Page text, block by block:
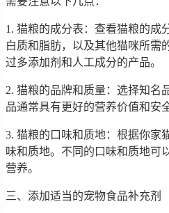
1. 猫粮的成分表：查看猫粮的成
白质和脂肪，以及其他猫咪所需
过多添加剂和人工成分的产品。
2. 猫粮的品牌和质量：选择知名
品通常具有更好的营养价值和安
3. 猫粮的口味和质地：根据你家
味和质地。不同的口味和质地可
营养。
三、添加适当的宠物食品补充剂